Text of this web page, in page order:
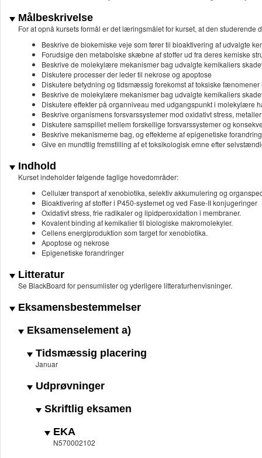
Målbeskrivelse
For at opnå kursets formål er det læringsmålet for kurset, at den studerende
Beskrive de biokemiske veje som fører til bioaktivering af udvalgte
Forudsige den metabolske skæbne af stoffer ud fra deres kemiske
Beskrive de molekylære mekanismer bag udvalgte kemikaliers
Diskutere processer der leder til nekrose og apoptose
Diskutere betydning og tidsmæssig forekomst af toksiske fænomener
Beskrive de molekylære mekanismer bag udvalgte kemikaliers
Diskutere effekter på organniveau med udgangspunkt i molekylære
Beskrive organismens forsvarssystemer mod oxidativt stress,
Diskutere samspillet mellem forskellige forsvarssystemer og
Beskrive mekanismerne bag, og effekterne af epigenetiske
Give en mundtlig fremstilling af et toksikologisk emne efter
Indhold
Kurset indeholder følgende faglige hovedområder:
Cellulær transport af xenobiotika, selektiv akkumulering og
Bioaktivering af stoffer i P450-systemet og ved Fase-II konjugeringer
Oxidativt stress, frie radikaler og lipidperoxidation i membraner.
Kovalent binding af kemikalier til biologiske makromolekyler.
Cellens energiproduktion som target for xenobiotika.
Apoptose og nekrose
Epigenetiske forandringer
Litteratur
Se BlackBoard for pensumlister og yderligere litteraturhenvisninger.
Eksamensbestemmelser
Eksamenselement a)
Tidsmæssig placering
Januar
Udprøvninger
Skriftlig eksamen
EKA
N570002102